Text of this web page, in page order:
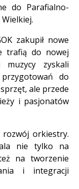
do Parafialno-
zakupił nowe
trafią do nowej
muzycy zyskali
do
ale przede
i pasjonatów
orkiestry.
nie tylko na
na tworzenie
i integracji